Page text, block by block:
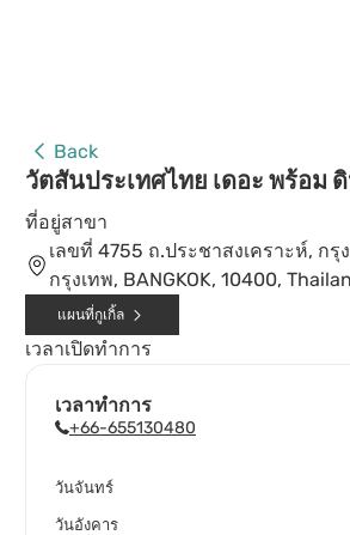
Back
วัตสันประเทศไทย เดอะ พร้อม
ที่อยู่สาขา
เลขที่ 4755 ถ.ประชาสงเคราะห์, ก
กรุงเทพ, BANGKOK, 10400,
แผนที่กูเกิ้ล
เวลาเปิดทำการ
เวลาทำการ
+66-655130480
วันจันทร์
วันอังคาร